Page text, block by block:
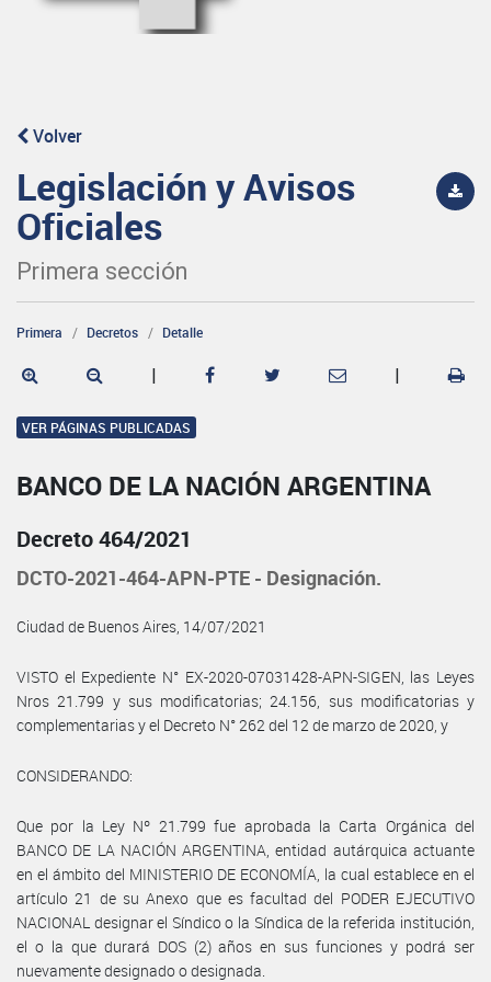
Volver
Legislación y Avisos
Oficiales
Primera sección
Primera Decretos Detalle
| |
VER PÁGINAS PUBLICADAS
BANCO DE LA NACIÓN ARGENTINA
Decreto 464/2021
DCTO-2021-464-APN-PTE - Designación.
Ciudad de Buenos Aires, 14/07/2021
VISTO el Expediente N° EX-2020-07031428-APN-SIGEN, las Leyes
Nros 21.799 y sus modificatorias; 24.156, sus modificatorias y
complementarias y el Decreto N° 262 del 12 de marzo de 2020, y
CONSIDERANDO:
Que por la Ley Nº 21.799 fue aprobada la Carta Orgánica del
BANCO DE LA NACIÓN ARGENTINA, entidad autárquica actuante
en el ámbito del MINISTERIO DE ECONOMÍA, la cual establece en el
artículo 21 de su Anexo que es facultad del PODER EJECUTIVO
NACIONAL designar el Síndico o la Síndica de la referida institución,
el o la que durará DOS (2) años en sus funciones y podrá ser
nuevamente designado o designada.